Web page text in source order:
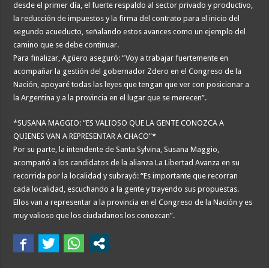
desde el primer día, el fuerte respaldo al sector privado y productivo,
la reducción de impuestos y la firma del contrato para el inicio del
segundo acueducto, señalando estos avances como un ejemplo del
camino que se debe continuar.
Para finalizar, Agüero aseguró: “Voy a trabajar fuertemente en
acompañar la gestión del gobernador Zdero en el Congreso de la
Nación, apoyaré todas las leyes que tengan que ver con posicionar a
la Argentina y a la provincia en el lugar que se merecen”.
*SUSANA MAGGIO: “ES VALIOSO QUE LA GENTE CONOZCA A
QUIENES VAN A REPRESENTAR A CHACO”*
Por su parte, la intendente de Santa Sylvina, Susana Maggio,
acompañó a los candidatos de la alianza La Libertad Avanza en su
recorrida por la localidad y subrayó: “Es importante que recorran
cada localidad, escuchando a la gente y trayendo sus propuestas.
Ellos van a representar a la provincia en el Congreso de la Nación y es
muy valioso que los ciudadanos los conozcan”.